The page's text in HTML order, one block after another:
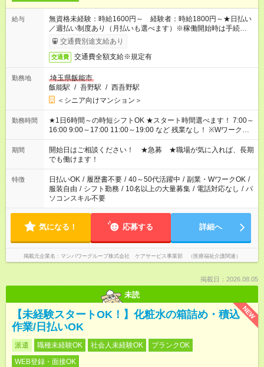
給与
無資格未経験：時給1600円～ 経験者：時給1800円～★日払い
／週払い制度あり（月払いも選べます）※稼働開始時は手続き完
了次第のお支払いとなります。
交通費別途支給あり
交通費 交通費全額支給※規定有
勤務地
埼玉県飯能市
飯能駅 / 吾野駅 / 西吾野駅
＜シニア向けマンション＞
勤務時間
★1日6時間～の時短シフトOK ★スタート時間選べます！ 7:00～
16:00 9:00～17:00 11:00～19:00 など 残業なし！ ※Wワークの
場合、他のお仕事と合わせ週40時間超の就業はご案内できませ
ん ※法令に基づき、週20時間以上勤務は社会保険への加入対象
となります ※労働者派遣法（日雇い派遣の原則禁止）により、
短時間・短期間の就業はご案内が難しい場合があります
期間
開始日はご相談ください！ ★急募 ★職場が気に入れば、長期
でも働けます！
特徴 日払いOK / 履歴書不要 / 40～50代活躍中 / 副業・WワークOK /
服装自由 / シフト勤務 / 10名以上の大量募集 / 電話対応なし / パ
ソコンスキル不要
気になる！ 応募する 詳細へ
掲載元企業名 マンパワーグループ株式会社 ケアサービス事業部 （医療福祉介護関連）
掲載日：2026.08.05
未読
NEW
【未経験スタートOK！】化粧水の箱詰め・積込
作業/日払いOK
派遣 職種未経験OK 社会人未経験OK
ブランクOK
WEB登録・面接OK